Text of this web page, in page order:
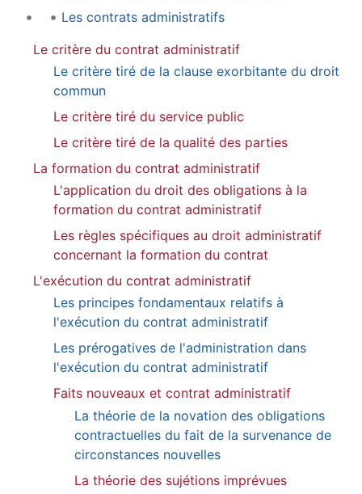
Les contrats administratifs
Le critère du contrat administratif
Le critère tiré de la clause exorbitante du droit
commun
Le critère tiré du service public
Le critère tiré de la qualité des parties
La formation du contrat administratif
L'application du droit des obligations à la
formation du contrat administratif
Les règles spécifiques au droit administratif
concernant la formation du contrat
L'exécution du contrat administratif
Les principes fondamentaux relatifs à
l'exécution du contrat administratif
Les prérogatives de l'administration dans
l'exécution du contrat administratif
Faits nouveaux et contrat administratif
La théorie de la novation des obligations
contractuelles du fait de la survenance de
circonstances nouvelles
La théorie des sujétions imprévues